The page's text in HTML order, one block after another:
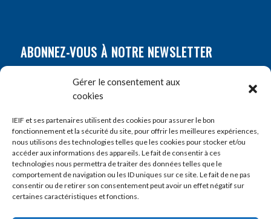
Gérer le consentement aux
cookies
IEIF et ses partenaires utilisent des cookies pour assurer le bon
fonctionnement et la sécurité du site, pour offrir les meilleures expériences,
nous utilisons des technologies telles que les cookies pour stocker et/ou
accéder aux informations des appareils. Le fait de consentir à ces
technologies nous permettra de traiter des données telles que le
comportement de navigation ou les ID uniques sur ce site. Le fait de ne pas
consentir ou de retirer son consentement peut avoir un effet négatif sur
certaines caractéristiques et fonctions.
ABONNEZ-VOUS À NOTRE NEWSLETTER
Prénom*
E-mail*